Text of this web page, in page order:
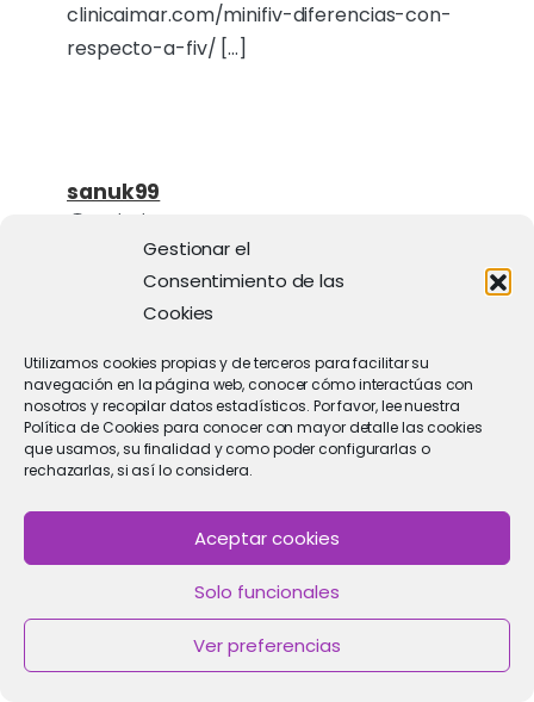
Gestionar el
Consentimiento de las
Cookies
Utilizamos cookies propias y de terceros para facilitar su
navegación en la página web, conocer cómo interactúas con
nosotros y recopilar datos estadísticos. Por favor, lee nuestra
Política de Cookies para conocer con mayor detalle las cookies
que usamos, su finalidad y como poder configurarlas o
rechazarlas, si así lo considera.
Aceptar cookies
Solo funcionales
Ver preferencias
clinicaimar.com/minifiv-diferencias-con-
respecto-a-fiv/ […]
sanuk99
… [Trackback]
[…] Read More here to that Topic:
respecto-a-fiv/ […]
… [Trackback]
[…] Information on that Topic: